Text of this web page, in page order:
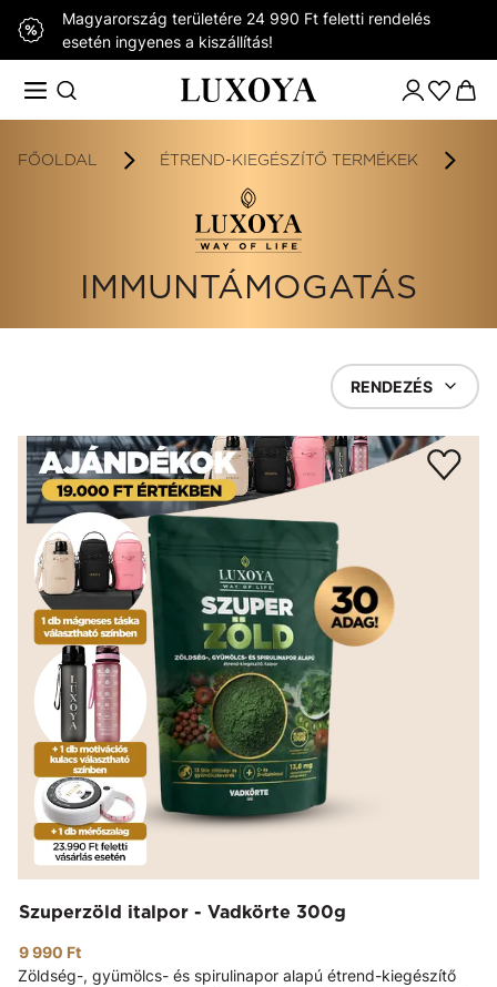
Magyarország területére 24 990 Ft feletti rendelés
esetén ingyenes a kiszállítás!
FŐOLDAL ÉTREND-KIEGÉSZÍTŐ TERMÉKEK
IMMUNTÁMOGATÁS
RENDEZÉS
Szuperzöld italpor - Vadkörte 300g
9 990 Ft
Zöldség-, gyümölcs- és spirulinapor alapú étrend-kiegészítő